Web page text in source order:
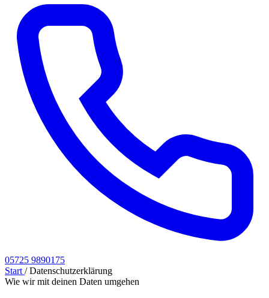
05725 9890175
Start / Datenschutzerklärung
Wie wir mit deinen Daten umgehen